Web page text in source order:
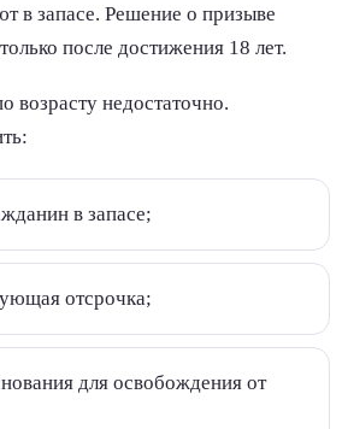
в запасе. Решение о призыве
после достижения 18 лет.
возрасту недостаточно.
в запасе;
отсрочка;
для освобождения от